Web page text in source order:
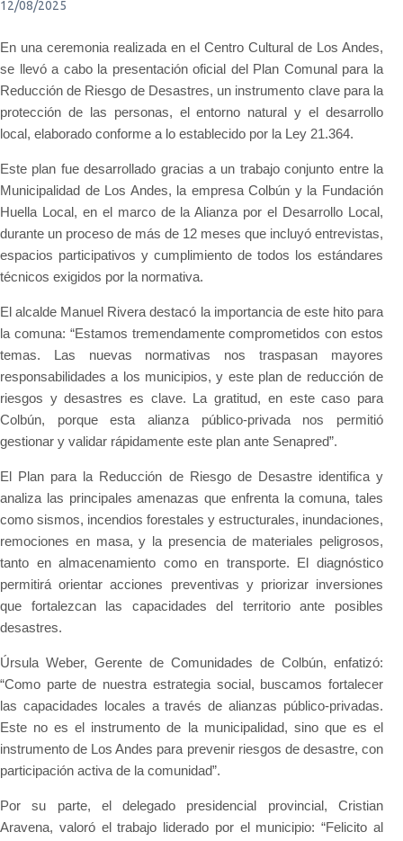
12/08/2025
En una ceremonia realizada en el Centro Cultural de Los Andes,
se llevó a cabo la presentación oficial del Plan Comunal para la
Reducción de Riesgo de Desastres, un instrumento clave para la
protección de las personas, el entorno natural y el desarrollo
local, elaborado conforme a lo establecido por la Ley 21.364.
Este plan fue desarrollado gracias a un trabajo conjunto entre la
Municipalidad de Los Andes, la empresa Colbún y la Fundación
Huella Local, en el marco de la Alianza por el Desarrollo Local,
durante un proceso de más de 12 meses que incluyó entrevistas,
espacios participativos y cumplimiento de todos los estándares
técnicos exigidos por la normativa.
El alcalde Manuel Rivera destacó la importancia de este hito para
la comuna: “Estamos tremendamente comprometidos con estos
temas. Las nuevas normativas nos traspasan mayores
responsabilidades a los municipios, y este plan de reducción de
riesgos y desastres es clave. La gratitud, en este caso para
Colbún, porque esta alianza público-privada nos permitió
gestionar y validar rápidamente este plan ante Senapred”.
El Plan para la Reducción de Riesgo de Desastre identifica y
analiza las principales amenazas que enfrenta la comuna, tales
como sismos, incendios forestales y estructurales, inundaciones,
remociones en masa, y la presencia de materiales peligrosos,
tanto en almacenamiento como en transporte. El diagnóstico
permitirá orientar acciones preventivas y priorizar inversiones
que fortalezcan las capacidades del territorio ante posibles
desastres.
Úrsula Weber, Gerente de Comunidades de Colbún, enfatizó:
“Como parte de nuestra estrategia social, buscamos fortalecer
las capacidades locales a través de alianzas público-privadas.
Este no es el instrumento de la municipalidad, sino que es el
instrumento de Los Andes para prevenir riesgos de desastre, con
participación activa de la comunidad”.
Por su parte, el delegado presidencial provincial, Cristian
Aravena, valoró el trabajo liderado por el municipio: “Felicito al